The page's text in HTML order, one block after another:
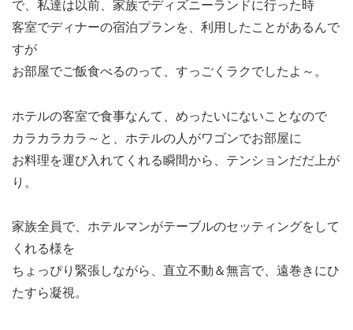
で、私達は以前、家族でディズニーランドに行った時
客室でディナーの宿泊プランを、利用したことがあるんで
すが
お部屋でご飯食べるのって、すっごくラクでしたよ～。
ホテルの客室で食事なんて、めったいにないことなので
カラカラカラ～と、ホテルの人がワゴンでお部屋に
お料理を運び入れてくれる瞬間から、テンションだだ上が
り。
家族全員で、ホテルマンがテーブルのセッティングをして
くれる様を
ちょっぴり緊張しながら、直立不動＆無言で、遠巻きにひ
たすら凝視。